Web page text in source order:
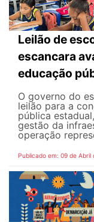
Leilão de
escancara
educação
O governo do
leilão para a
pública
gestão da
operação
Publicado em: 09 de Abril